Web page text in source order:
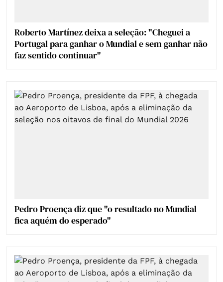
Roberto Martínez deixa a seleção: "Cheguei a
Portugal para ganhar o Mundial e sem ganhar não
faz sentido continuar"
Pedro Proença diz que "o resultado no Mundial
fica aquém do esperado"